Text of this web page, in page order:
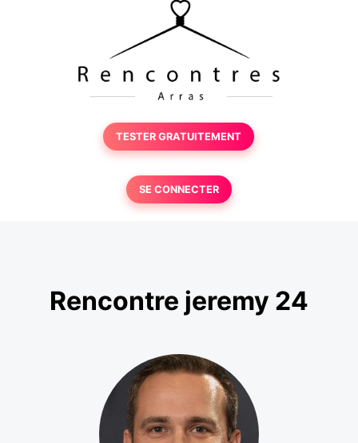
TESTER GRATUITEMENT
SE CONNECTER
Rencontre jeremy 24